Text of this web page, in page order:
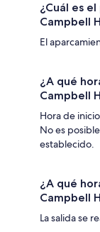
¿Cuál es
Campbell
El
¿A qué
Campbell
Hora de
No es
establecido.
¿A qué
Campbell
La salida se